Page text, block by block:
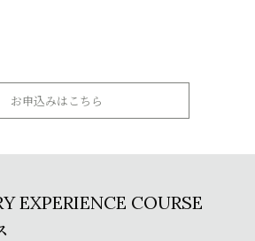
お申込みはこちら
EXPERIENCE COURSE